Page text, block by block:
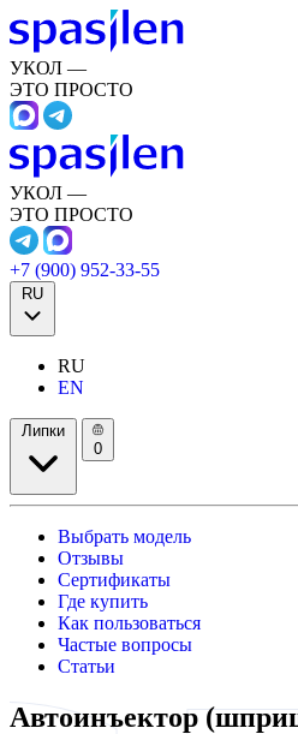
УКОЛ —
ЭТО ПРОСТО
УКОЛ —
ЭТО ПРОСТО
+7 (900) 952-33-55
RU
RU
EN
Липки
0
Выбрать модель
Отзывы
Сертификаты
Где купить
Как пользоваться
Частые вопросы
Статьи
Автоинъектор